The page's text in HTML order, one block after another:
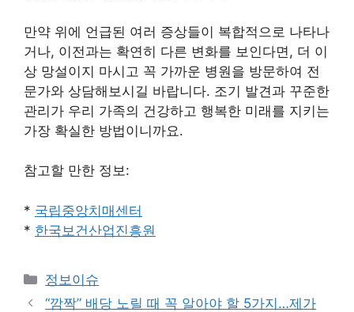
만약 위에 언급된 여러 증상들이 복합적으로 나타나
거나, 이전과는 확연히 다른 변화를 보인다면, 더 이
상 망설이지 마시고 꼭 가까운 병원을 방문하여 전
문가와 상담해보시길 바랍니다. 조기 발견과 꾸준한
관리가 우리 가족의 건강하고 행복한 미래를 지키는
가장 확실한 방법이니까요.
참고할 만한 정보:
* 국립중앙치매센터
* 한국보건산업진흥원
Categories
정보이슈
“깜짝” 배당 노릴 때 꼭 알아야 할 5가지…제가